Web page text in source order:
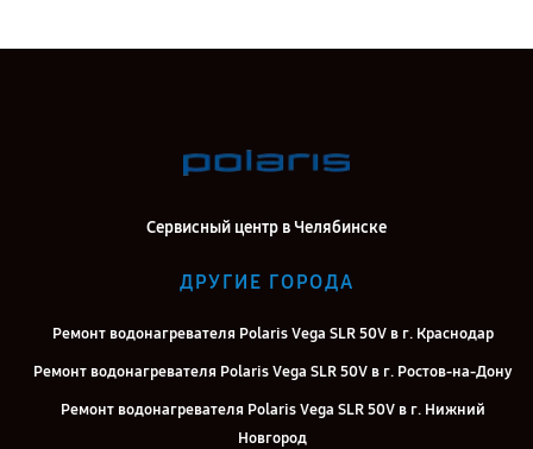
Сервисный центр в Челябинске
ДРУГИЕ ГОРОДА
Ремонт водонагревателя Polaris Vega SLR 50V в г. Краснодар
Ремонт водонагревателя Polaris Vega SLR 50V в г. Ростов-на-Дону
Ремонт водонагревателя Polaris Vega SLR 50V в г. Нижний
Новгород